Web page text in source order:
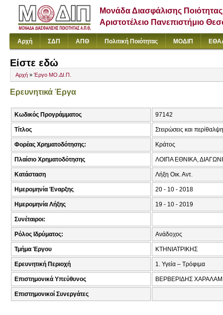
Μονάδα Διασφάλισης Ποιότητας
Αριστοτέλειο Πανεπιστήμιο
Αρχή ΣΔΠ ΑΠΘ Πολιτική Ποιότητας ΜΟΔΙΠ
Είστε εδώ
Αρχή » Έργο ΜΟ.ΔΙ.Π.
Ερευνητικά Έργα
Κωδικός Προγράμματος 97142
Τίτλος Στειρώσεις και
Φορέας Χρηματοδότησης: Κράτος
Πλαίσιο Χρηματοδότησης ΛΟΙΠΑ ΕΘΝΙΚΑ,
Κατάσταση Λήξη Οικ. Αντ.
Ημερομηνία Έναρξης 20 - 10 - 2018
Ημερομηνία Λήξης 19 - 10 - 2019
Συνέταιροι:
Ρόλος Ιδρύματος: Ανάδοχος
Τμήμα Έργου ΚΤΗΝΙΑΤΡΙΚΗΣ
Ερευνητική Περιοχή 1. Υγεία – Τρόφιμα
Επιστημονικά Υπεύθυνος ΒΕΡΒΕΡΙΔΗΣ
Επιστημονικοί Συνεργάτες